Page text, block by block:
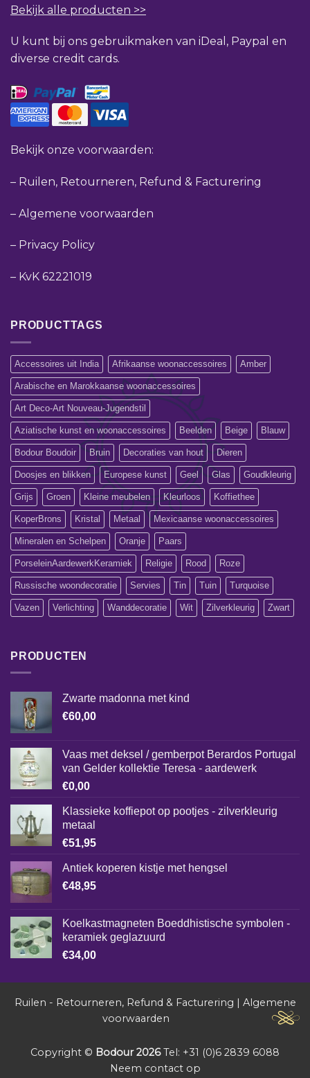
Bekijk alle producten >>
U kunt bij ons gebruikmaken van iDeal, Paypal en
diverse credit cards.
Bekijk onze voorwaarden:
– Ruilen, Retourneren, Refund & Facturering
– Algemene voorwaarden
– Privacy Policy
– KvK 62221019
PRODUCTTAGS
Accessoires uit India Afrikaanse woonaccessoires Amber
Arabische en Marokkaanse woonaccessoires
Art Deco-Art Nouveau-Jugendstil
Aziatische kunst en woonaccessoires Beelden Beige Blauw
Bodour Boudoir Bruin Decoraties van hout Dieren
Doosjes en blikken Europese kunst Geel Glas Goudkleurig
Grijs Groen Kleine meubelen Kleurloos Koffiethee
KoperBrons Kristal Metaal Mexicaanse woonaccessoires
Mineralen en Schelpen Oranje Paars
PorseleinAardewerkKeramiek Religie Rood Roze
Russische woondecoratie Servies Tin Tuin Turquoise
Vazen Verlichting Wanddecoratie Wit Zilverkleurig Zwart
PRODUCTEN
Zwarte madonna met kind
€60,00
Vaas met deksel / gemberpot Berardos Portugal
van Gelder kollektie Teresa - aardewerk
€0,00
Klassieke koffiepot op pootjes - zilverkleurig
metaal
€51,95
Antiek koperen kistje met hengsel
€48,95
Koelkastmagneten Boeddhistische symbolen -
keramiek geglazuurd
€34,00
Ruilen - Retourneren, Refund & Facturering | Algemene
voorwaarden
Copyright © Bodour 2026Tel: +31 (0)6 2839 6088
Neem contact op